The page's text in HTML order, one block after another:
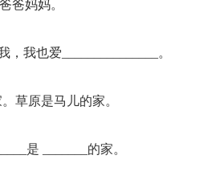
爸妈妈。
，我也爱_______________。
草原是马儿的家。
是 _______的家。